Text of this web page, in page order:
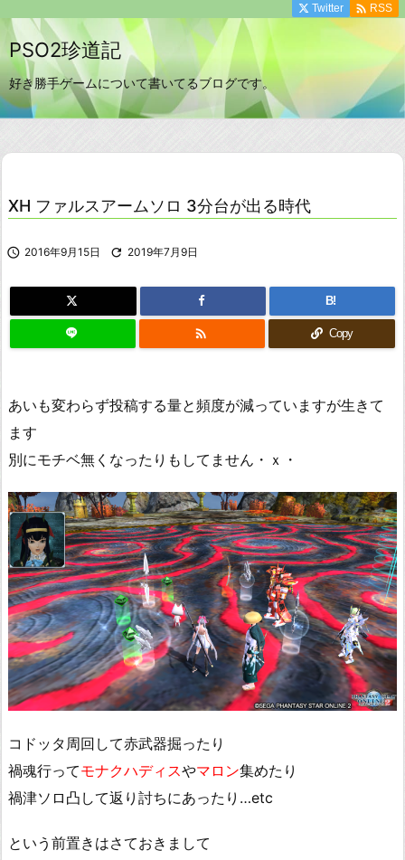
PSO2珍道記
好き勝手ゲームについて書いてるブログです。
Twitter  RSS
XH ファルスアームソロ 3分台が出る時代
 2016年9月15日  2019年7月9日
B!
 Copy
あいも変わらず投稿する量と頻度が減っていますが生きて
ます
別にモチベ無くなったりもしてません・ｘ・
コドッタ周回して赤武器掘ったり
禍魂行ってモナクハディスやマロン集めたり
禍津ソロ凸して返り討ちにあったり…etc
という前置きはさておきまして